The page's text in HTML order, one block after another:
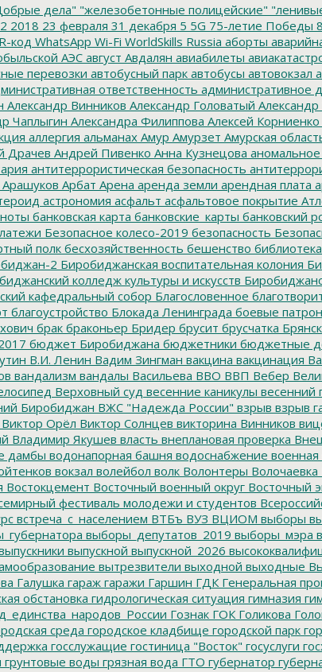
дела" "железобетонные полицейские"
2018 23 февраля 31 декабря 5 5G 75-летие Победы
код WhatsApp Wi-Fi WorldSkills Russia аборты
АЭС август Авдалян авиабилеты
перевозки автобусный парк автобусы автовокзал
ответственность административное
Александр Винников Александр Головатый
Чаплыгин Александра Филиппова Алексей Корниенко
аллергия альманах Амур Амурзет Амурская
Драчев Андрей Пивенко Анна Кузнецова
антитеррористическая безопасность
Арашуков Арбат Арена аренда земли арендная плата
астрономия асфальт асфальтовое покрытие
банковская карта банковские_карты банковский
Безопасное колесо-2019 безопасность
полкбесхозяйственность бешенство библиотека
2 Биробиджанская воспитательная колония
колледж культуры и искусств
кафедральный собор Благословенное
благоустройство Блокада Ленинграда боевые
брак браконьер Бридер брусит брусчатка Брянск
бюджет Биробиджана бюджетники бюджетные
В.И. Ленин Вадим Зингман вакцина вакцинация
вандализм вандалы Васильева ВВО ВВП Вебер
Верховный суд весенние каникулы весенний
Биробиджан ВЖС "Надежда России" взрыв взрыв
Виктор Орёл Виктор Солнцев викторина Винников
Владимир Якушев власть внеплановая проверка
дамбы водонапорная башня водоснабжение военная
вокзал волейбол волк Волонтеры Волочаевка
Востокцемент Восточный военный округ Восточный
фестиваль молодежи и студентов
встреча_с_населением ВТБъ ВУЗ ВЦИОМ выборы
выборы_депутатов_2019 выборы_мэра
выпускной выпускной_2026
вытрезвители выходной выходные
Галушка гараж гаражи Гаршин ГДК Генеральная
обстановка гидрологическая ситуация гимназия
Гознак ГОК Голикова
среда городское кладбище городской парк
госслужащие гостиница "Восток" госуслуги
грунтовые воды грязная вода ГТО губернатор